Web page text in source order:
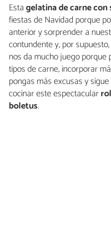
Estagelatina de carne con
fiestas de Navidad porque
anterior y sorprender a
contundente y, por
nos da mucho juego
tipos de carne, incorporar
pongas más excusas y
cocinar este espectacular
boletus.